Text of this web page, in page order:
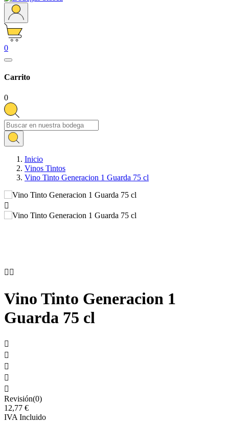
0
Carrito
0
Inicio
Vinos Tintos
Vino Tinto Generacion 1 Guarda 75 cl

 
Vino Tinto Generacion 1
Guarda 75 cl





Revisión(0)
12,77 €
IVA Incluido